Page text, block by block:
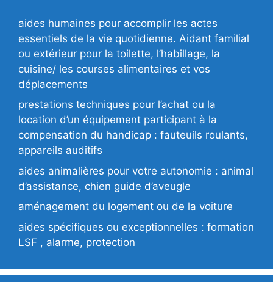
aides humaines pour accomplir les actes
essentiels de la vie quotidienne. Aidant familial
ou extérieur pour la toilette, l’habillage, la
cuisine/ les courses alimentaires et vos
déplacements
prestations techniques pour l’achat ou la
location d’un équipement participant à la
compensation du handicap : fauteuils roulants,
appareils auditifs
aides animalières pour votre autonomie : animal
d’assistance, chien guide d’aveugle
aménagement du logement ou de la voiture
aides spécifiques ou exceptionnelles : formation
LSF , alarme, protection